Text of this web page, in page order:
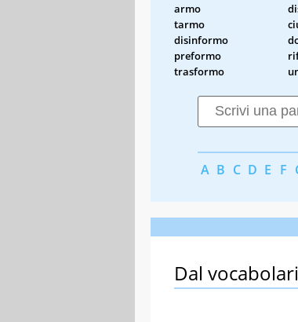
armo
tarmo
disinformo
preformo
trasformo
A B C D E F
Dal